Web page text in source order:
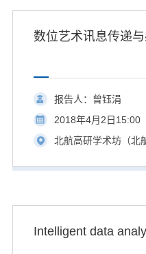
数位艺术讯息传递
报告人：曾钰涓
2018年4月2日15:00
Intelligent data